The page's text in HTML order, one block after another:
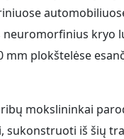
neuromorfinius kryo
mm plokštelėse
mokslininkai
sukonstruoti iš šių